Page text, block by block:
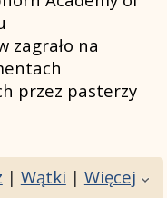
zagrało na
przez pasterzy
| Wątki | Więcej